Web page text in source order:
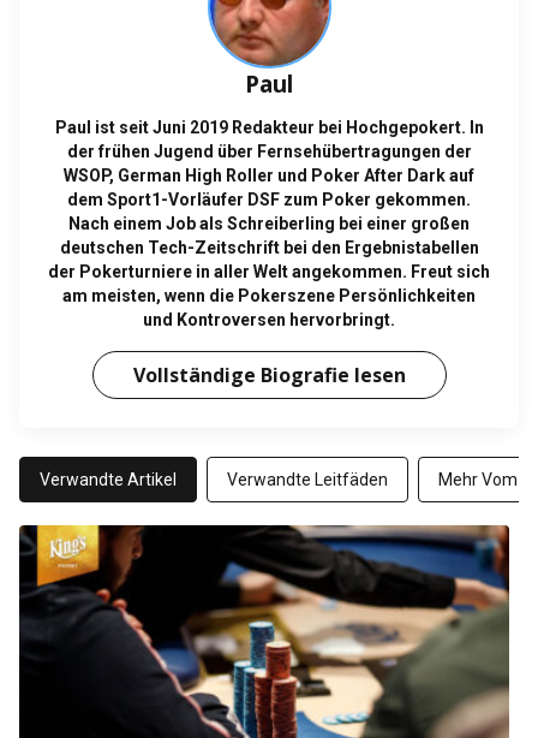
Paul
Paul ist seit Juni 2019 Redakteur bei Hochgepokert. In
der frühen Jugend über Fernsehübertragungen der
WSOP, German High Roller und Poker After Dark auf
dem Sport1-Vorläufer DSF zum Poker gekommen.
Nach einem Job als Schreiberling bei einer großen
deutschen Tech-Zeitschrift bei den Ergebnistabellen
der Pokerturniere in aller Welt angekommen. Freut sich
am meisten, wenn die Pokerszene Persönlichkeiten
und Kontroversen hervorbringt.
Vollständige Biografie lesen
Verwandte Artikel Verwandte Leitfäden Mehr Vom